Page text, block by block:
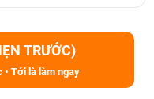
TRƯỚC)
• Tới là làm ngay